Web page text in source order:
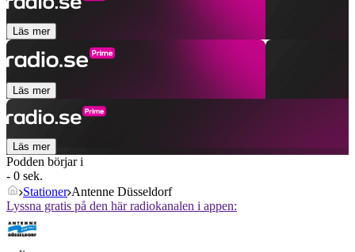
Läs mer
Läs mer
Läs mer
Podden börjar i
- 0 sek.
Stationer Antenne Düsseldorf
Lyssna gratis på den här radiokanalen i appen: